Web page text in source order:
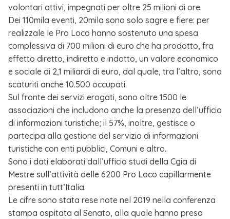
volontari attivi, impegnati per oltre 25 milioni di ore.
Dei 110mila eventi, 20mila sono solo sagre e fiere: per
realizzale le Pro Loco hanno sostenuto una spesa
complessiva di 700 milioni di euro che ha prodotto, fra
effetto diretto, indiretto e indotto, un valore economico
e sociale di 2,1 miliardi di euro, dal quale, tra l’altro, sono
scaturiti anche 10.500 occupati.
Sul fronte dei servizi erogati, sono oltre 1500 le
associazioni che includono anche la presenza dell’ufficio
di informazioni turistiche; il 57%, inoltre, gestisce o
partecipa alla gestione del servizio di informazioni
turistiche con enti pubblici, Comuni e altro.
Sono i dati elaborati dall’ufficio studi della Cgia di
Mestre sull’attività delle 6200 Pro Loco capillarmente
presenti in tutt’Italia.
Le cifre sono stata rese note nel 2019 nella conferenza
stampa ospitata al Senato, alla quale hanno preso